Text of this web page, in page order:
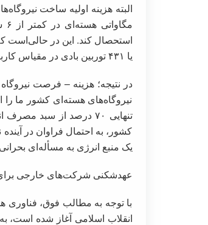
البته هزینه اولیه ساخت
یا ۴۳۱ توربین بادی در مقیاس کاربردی مورد نیاز است که برای این کار به زمینی بسیار وسیع نیاز است.
در نتیجه؛ هزینه – فرصت
نیروگاه‌های هسته‌ای کشور ما
تنهایی ۷۰ درصد از سبد
کشور، به احتمال فراوان در
یک منبع انرژی به مسأله­‌ای
عهدشکنی شرکت‌های خارجی
با توجه به مطالب فوق، فناوری